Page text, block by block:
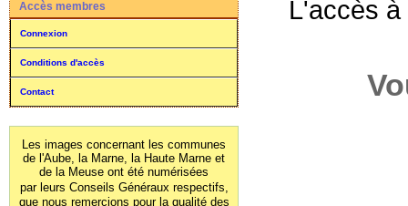
Accès membres
Connexion
Conditions d'accès
Contact
Les images concernant les communes
de l'Aube, la Marne, la Haute Marne et
de la Meuse ont été numérisées
par leurs Conseils Généraux respectifs,
que nous remercions pour la qualité des
L'accès